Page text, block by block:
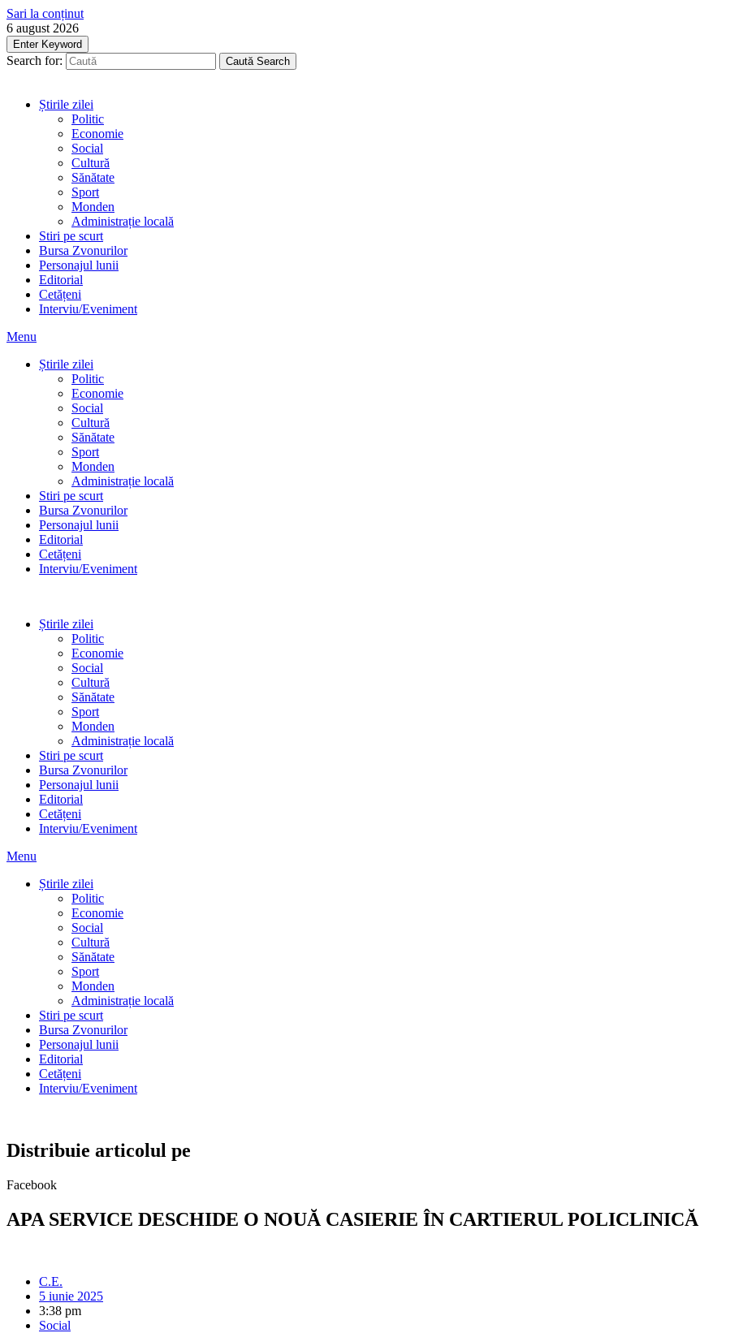
Sari la conținut
6 august 2026
Enter Keyword
Search for: Caută Search
Știrile zilei
Politic
Economie
Social
Cultură
Sănătate
Sport
Monden
Administrație locală
Stiri pe scurt
Bursa Zvonurilor
Personajul lunii
Editorial
Cetățeni
Interviu/Eveniment
Menu
Știrile zilei
Politic
Economie
Social
Cultură
Sănătate
Sport
Monden
Administrație locală
Stiri pe scurt
Bursa Zvonurilor
Personajul lunii
Editorial
Cetățeni
Interviu/Eveniment
Știrile zilei
Politic
Economie
Social
Cultură
Sănătate
Sport
Monden
Administrație locală
Stiri pe scurt
Bursa Zvonurilor
Personajul lunii
Editorial
Cetățeni
Interviu/Eveniment
Menu
Știrile zilei
Politic
Economie
Social
Cultură
Sănătate
Sport
Monden
Administrație locală
Stiri pe scurt
Bursa Zvonurilor
Personajul lunii
Editorial
Cetățeni
Interviu/Eveniment
Distribuie articolul pe
Facebook
APA SERVICE DESCHIDE O NOUĂ CASIERIE ÎN CARTIERUL POLICLINICĂ
C.E.
5 iunie 2025
3:38 pm
Social